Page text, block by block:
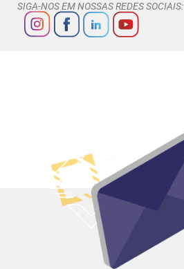
SIGA-NOS EM NOSSAS REDES SOCIAIS: